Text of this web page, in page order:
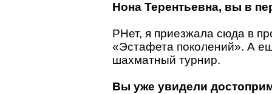
Нона Терентьевна, вы в
PНет, я приезжала сюда в
«Эстафета поколений». А
шахматный турнир.
Вы уже увидели